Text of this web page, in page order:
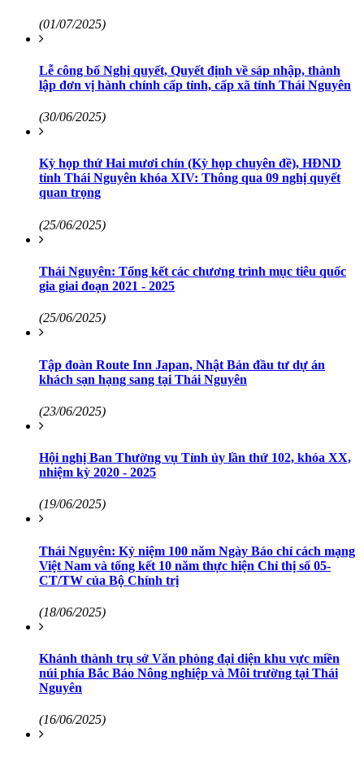
(01/07/2025)
Lễ công bố Nghị quyết, Quyết định về sáp nhập, thành
lập đơn vị hành chính cấp tỉnh, cấp xã tỉnh Thái Nguyên
(30/06/2025)
Kỳ họp thứ Hai mươi chín (Kỳ họp chuyên đề), HĐND
tỉnh Thái Nguyên khóa XIV: Thông qua 09 nghị quyết
quan trọng
(25/06/2025)
Thái Nguyên: Tổng kết các chương trình mục tiêu quốc
gia giai đoạn 2021 - 2025
(25/06/2025)
Tập đoàn Route Inn Japan, Nhật Bản đầu tư dự án
khách sạn hạng sang tại Thái Nguyên
(23/06/2025)
Hội nghị Ban Thường vụ Tỉnh ủy lần thứ 102, khóa XX,
nhiệm kỳ 2020 - 2025
(19/06/2025)
Thái Nguyên: Kỷ niệm 100 năm Ngày Báo chí cách mạng
Việt Nam và tổng kết 10 năm thực hiện Chỉ thị số 05-
CT/TW của Bộ Chính trị
(18/06/2025)
Khánh thành trụ sở Văn phòng đại diện khu vực miền
núi phía Bắc Báo Nông nghiệp và Môi trường tại Thái
Nguyên
(16/06/2025)